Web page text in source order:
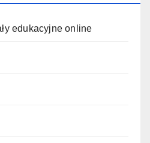
edukacyjne online